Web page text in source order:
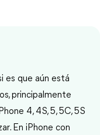
es que aún está
principalmente
4, 4S, 5, 5C, 5S
En iPhone con